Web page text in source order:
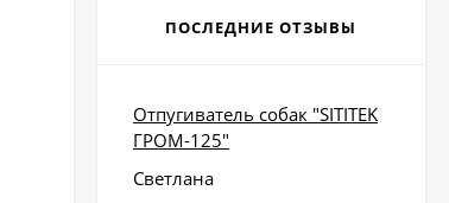
ПОСЛЕДНИЕ ОТЗЫВЫ
Отпугиватель собак "SITITEK
ГРОМ-125"
Светлана